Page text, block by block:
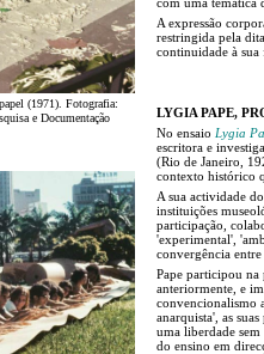
(1971). Fotografia:
e Documentação
A expressão
restringida pela
continuidade à
LYGIA PAPE,
No ensaio Lygia
escritora e
(Rio de Janeiro,
contexto histórico
A sua actividade
instituições
participação,
'experimental',
convergência
Pape participou na
anteriormente, e
convencionalismo
anarquista', as
uma liberdade sem
do ensino em